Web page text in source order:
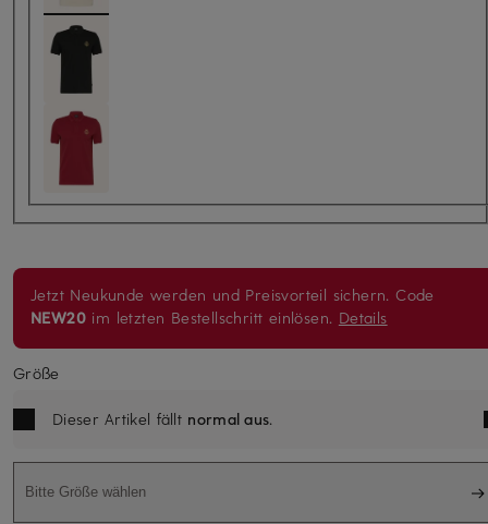
Jetzt Neukunde werden und Preisvorteil sichern. Code
NEW20 im letzten Bestellschritt einlösen. Details
Größe
Dieser Artikel fällt normal aus.
Bitte Größe wählen